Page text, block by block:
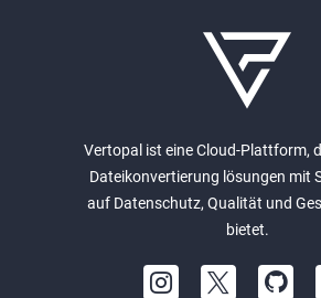
Vertopal ist eine Cloud-Plattform,
Dateikonvertierung lösungen mit
auf Datenschutz, Qualität und
bietet.